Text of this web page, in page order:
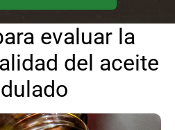
evaluar la
del aceite